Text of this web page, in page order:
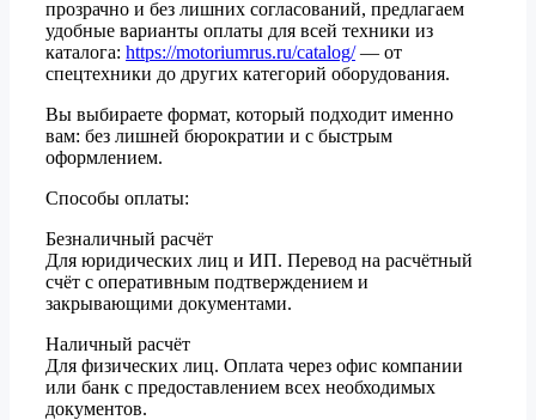
прозрачно и без лишних согласований, предлагаем
удобные варианты оплаты для всей техники из
каталога: https://motoriumrus.ru/catalog/— от
спецтехники до других категорий оборудования.
Вы выбираете формат, который подходит именно
вам: без лишней бюрократии и с быстрым
оформлением.
Способы оплаты:
Безналичный расчёт
Для юридических лиц и ИП. Перевод на расчётный
счёт с оперативным подтверждением и
закрывающими документами.
Наличный расчёт
Для физических лиц. Оплата через офис компании
или банк с предоставлением всех необходимых
документов.